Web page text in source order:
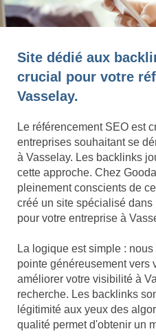
Site dédié aux
crucial pour votre
Vasselay.
Le référencement SEO est
entreprises souhaitant se
à Vasselay. Les backlinks
cette approche. Chez
pleinement conscients de
créé un site spécialisé
pour votre entreprise à
La logique est simple :
pointe généreusement vers
améliorer votre visibilité à
recherche. Les backlinks
légitimité aux yeux des
qualité permet d'obtenir un